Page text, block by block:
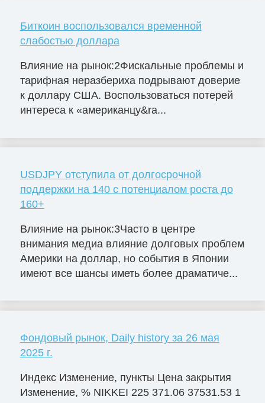
Биткоин воспользовался временной
слабостью доллара
Влияние на рынок:2Фискальные проблемы и
тарифная неразбериха подрывают доверие
к доллару США. Воспользоваться потерей
интереса к «американцу&ra...
USDJPY отступила от долгосрочной
поддержки на 140 с потенциалом роста до
160+
Влияние на рынок:3Часто в центре
внимания медиа влияние долговых проблем
Америки на доллар, но события в Японии
имеют все шансы иметь более драматиче...
Фондовый рынок, Daily history за 26 мая
2025 г.
Индекс Изменение, пункты Цена закрытия
Изменение, % NIKKEI 225 371.06 37531.53 1